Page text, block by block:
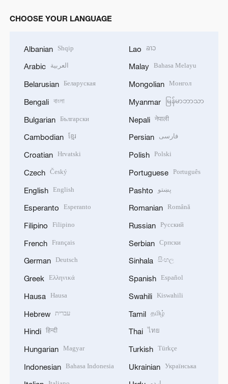
CHOOSE YOUR LANGUAGE
Albanian Shqip
Arabic العربية
Belarusian Беларуская
Bengali বাংলা
Bulgarian Български
Cambodian ខ្មែរ
Croatian Hrvatski
Czech Český
English English
Esperanto Esperanto
Filipino Filipino
French Français
German Deutsch
Greek Ελληνικά
Hausa Hausa
Hebrew עברית
Hindi हिन्दी
Hungarian Magyar
Indonesian Bahasa Indonesia
Lao ລາວ
Malay Bahasa Melayu
Mongolian Монгол
Myanmar မြန်မာဘာသာ
Nepali नेपाली
Persian فارسی
Polish Polski
Portuguese Português
Pashto پښتو
Romanian Română
Russian Русский
Serbian Српски
Sinhala සිංහල
Spanish Español
Swahili Kiswahili
Tamil தமிழ்
Thai ไทย
Turkish Türkçe
Ukrainian Українська